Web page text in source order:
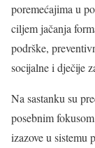
poremećajima u
ciljem jačanja
podrške,
socijalne i dječije
Na sastanku su
posebnim
izazove u sistemu